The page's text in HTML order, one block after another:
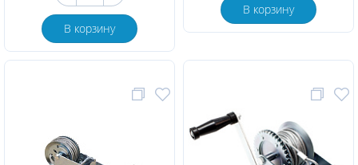
В корзину
В корзину